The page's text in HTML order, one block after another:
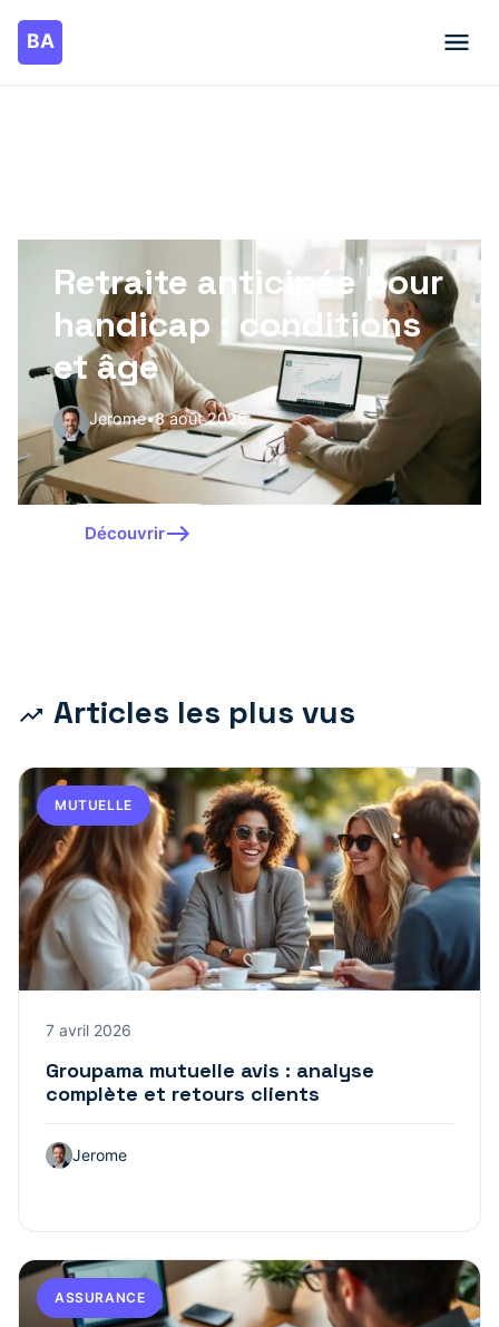
Retraite anticipée pour
handicap : conditions
et âge
Jerome•8 août 2026
Découvrir
Articles les plus vus
MUTUELLE
7 avril 2026
Groupama mutuelle avis : analyse
complète et retours clients
Jerome
ASSURANCE